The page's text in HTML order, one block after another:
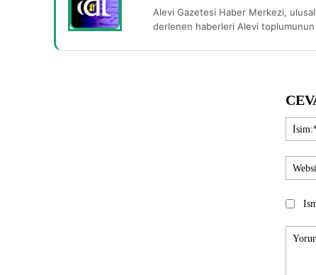
Alevi Gazetesi Haber Merkezi,
derlenen haberleri Alevi toplumunun